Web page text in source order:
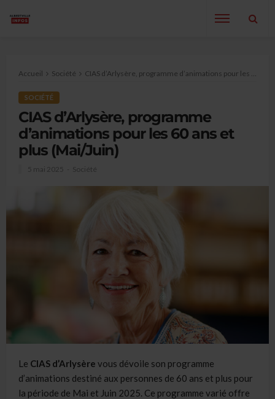
Accueil Société CIAS d’Arlysère, programme d’animations pour les 60 ans et plus (Mai/Juin)
SOCIÉTÉ
CIAS d’Arlysère, programme
d’animations pour les 60 ans et
plus (Mai/Juin)
5 mai 2025 Société
Le CIAS d’Arlysère vous dévoile son programme
d’animations destiné aux personnes de 60 ans et plus pour
la période de Mai et Juin 2025. Ce programme varié offre